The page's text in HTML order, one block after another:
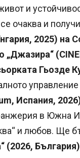
и
очаква и
2025) на
„Джазира“
Гьозде
Испания,
в Южна
и любов. Ще
(2026,